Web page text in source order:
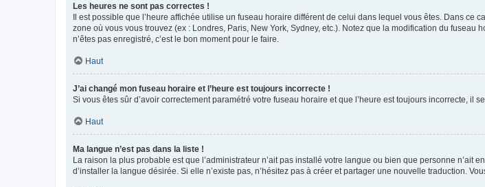
Les heures ne sont pas correctes !
Il est possible que l’heure affichée utilise un fuseau horaire différent de celui dans lequel vous êtes. Dans ce
zone où vous vous trouvez (ex : Londres, Paris, New York, Sydney, etc.). Notez que la modification du
n’êtes pas enregistré, c’est le bon moment pour le faire.
Haut
J’ai changé mon fuseau horaire et l’heure est toujours incorrecte !
Si vous êtes sûr d’avoir correctement paramétré votre fuseau horaire et que l’heure est toujours incorrecte, il
Haut
Ma langue n’est pas dans la liste !
La raison la plus probable est que l’administrateur n’ait pas installé votre langue ou bien que personne
d’installer la langue désirée. Si elle n’existe pas, n’hésitez pas à créer et partager une nouvelle traduction.